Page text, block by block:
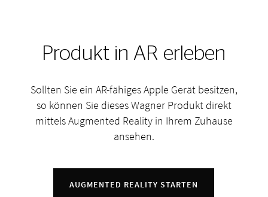
Produkt in AR erleben
Sollten Sie ein AR-fähiges Apple Gerät besitzen,
so können Sie dieses Wagner Produkt direkt
mittels Augmented Reality in Ihrem Zuhause
ansehen.
AUGMENTED REALITY STARTEN